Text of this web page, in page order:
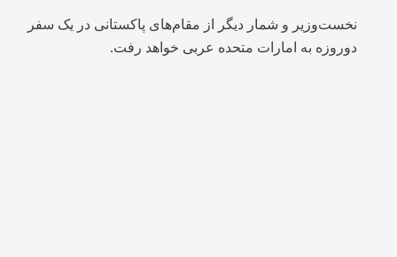
نخست‌وزیر و شمار دیگر از مقام‌های پاکستانی در یک سفر
دوروزه به امارات متحده عربی خواهد رفت.